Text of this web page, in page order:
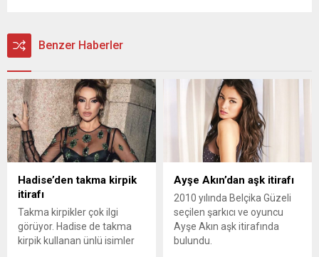
Benzer Haberler
Hadise’den takma kirpik
itirafı
Takma kirpikler çok ilgi
görüyor. Hadise de takma
kirpik kullanan ünlü isimler
Ayşe Akın’dan aşk itirafı
2010 yılında Belçika Güzeli
seçilen şarkıcı ve oyuncu
Ayşe Akın aşk itirafında
bulundu.